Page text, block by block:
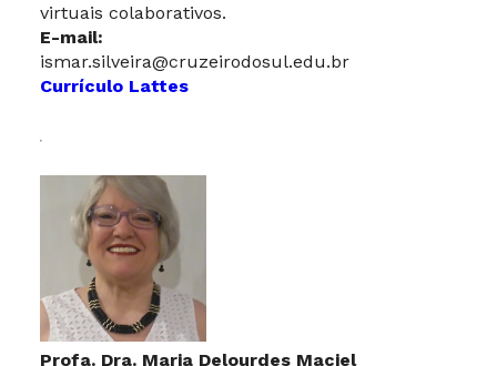
virtuais colaborativos.
E-mail:
ismar.silveira@cruzeirodosul.edu.br
Currículo Lattes
Profa. Dra. Maria Delourdes Maciel